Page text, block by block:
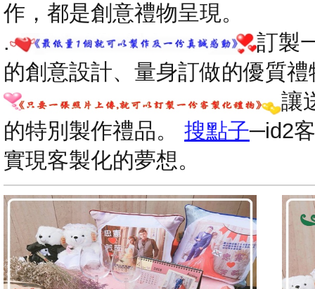
作，都是創意禮物呈現。
.
訂製
的創意設計、量身訂做的優質禮
讓
的特別製作禮品。 搜點子─id2
實現客製化的夢想。